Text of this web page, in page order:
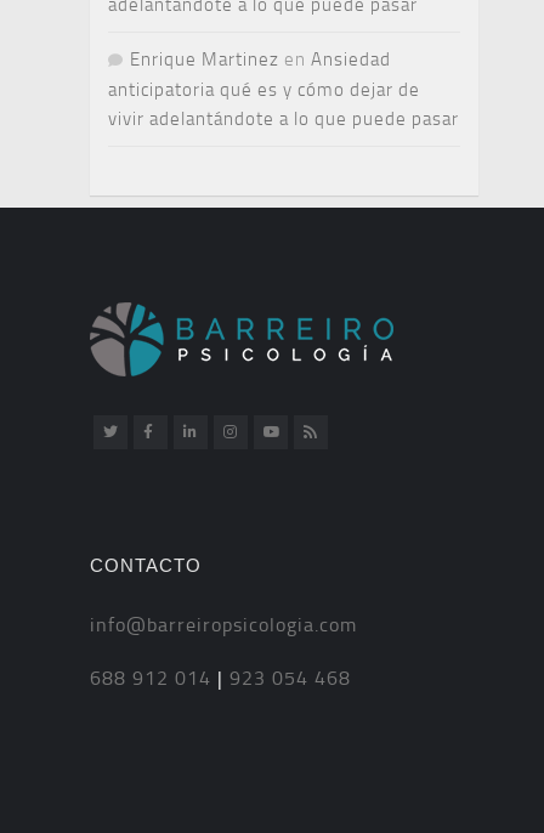
adelantándote a lo que puede pasar
Enrique Martinez en Ansiedad
anticipatoria qué es y cómo dejar de
vivir adelantándote a lo que puede pasar
CONTACTO
info@barreiropsicologia.com
688 912 014 | 923 054 468